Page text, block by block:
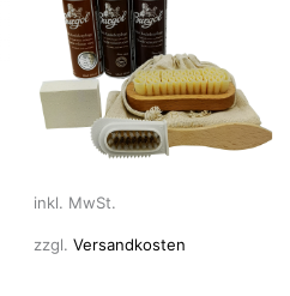
inkl. MwSt.
zzgl. Versandkosten
mehrere
Varianten
auf.
Die
Optionen
auf
Produktseite